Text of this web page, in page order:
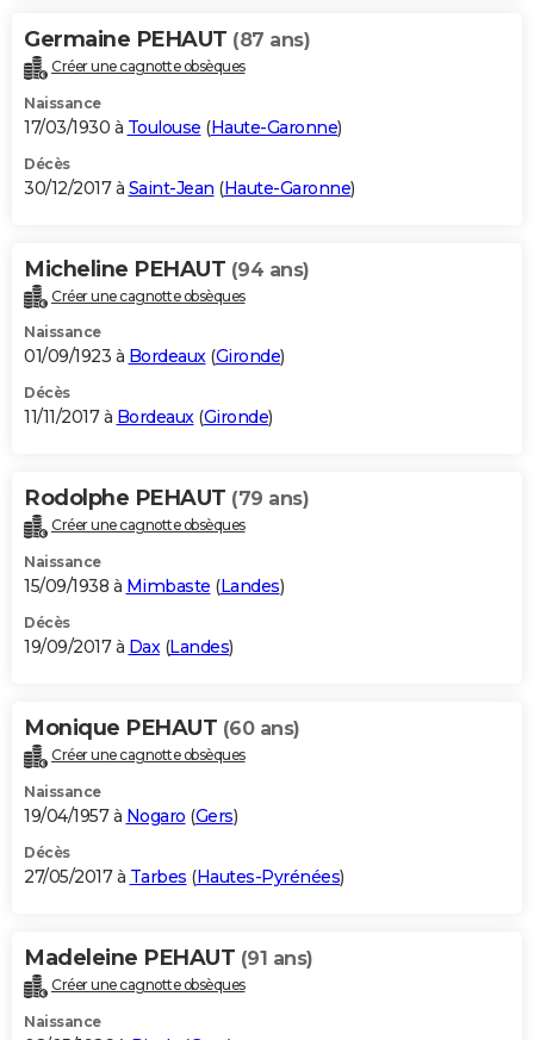
Germaine PEHAUT (87 ans)
Créer une cagnotte obsèques
Naissance
17/03/1930 à Toulouse (Haute-Garonne)
Décès
30/12/2017 à Saint-Jean (Haute-Garonne)
Micheline PEHAUT (94 ans)
Créer une cagnotte obsèques
Naissance
01/09/1923 à Bordeaux(Gironde)
Décès
11/11/2017 à Bordeaux(Gironde)
Rodolphe PEHAUT (79 ans)
Créer une cagnotte obsèques
Naissance
15/09/1938 à Mimbaste (Landes)
Décès
19/09/2017 à Dax(Landes)
Monique PEHAUT (60 ans)
Créer une cagnotte obsèques
Naissance
19/04/1957 à Nogaro (Gers)
Décès
27/05/2017 à Tarbes (Hautes-Pyrénées)
Madeleine PEHAUT (91 ans)
Créer une cagnotte obsèques
Naissance